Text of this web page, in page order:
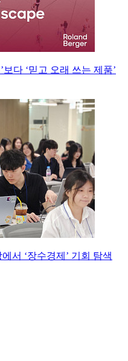
보다 ‘믿고 오래 쓰는 제품’
서 ‘장수경제’ 기회 탐색